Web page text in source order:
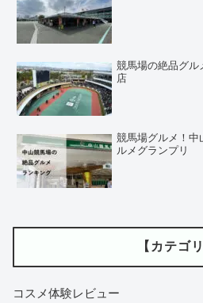
競馬場の絶品グル
店
競馬場グルメ！中
ルメグランプリ
【カテゴリ
コスメ体験レビュー